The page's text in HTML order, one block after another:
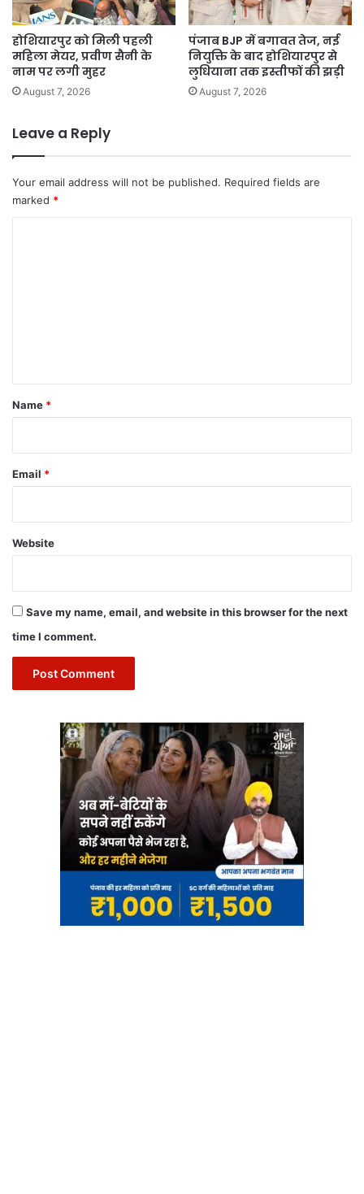
होशियारपुर को मिली पहली
महिला मेयर, प्रवीण सैनी के
नाम पर लगी मुहर
August 7, 2026
पंजाब BJP में बगावत तेज, नई
नियुक्ति के बाद होशियारपुर से
लुधियाना तक इस्तीफों की झड़ी
August 7, 2026
Leave a Reply
Your email address will not be published. Required fields are
marked *
*
Name *
Email *
Website
Save my name, email, and website in this browser for the next
time I comment.